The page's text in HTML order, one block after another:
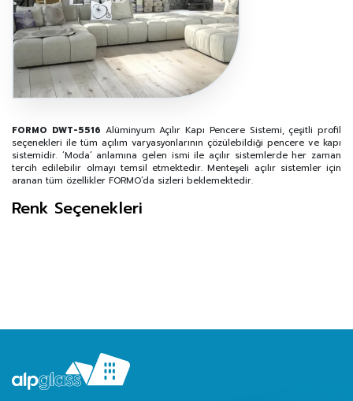
FORMO DWT-5516 Alüminyum Açılır Kapı Pencere Sistemi, çeşitli profil
seçenekleri ile tüm açılım varyasyonlarının çözülebildiği pencere ve kapı
sistemidir. ‘Moda’ anlamına gelen ismi ile açılır sistemlerde her zaman
tercih edilebilir olmayı temsil etmektedir. Menteşeli açılır sistemler için
aranan tüm özellikler FORMO‘da sizleri beklemektedir.
Renk Seçenekleri